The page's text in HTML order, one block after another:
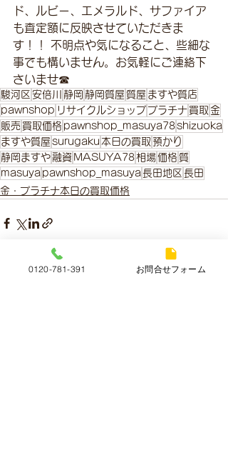
ド、ルビー、エメラルド、サファイア
も査定額に反映させていただきま
す！！ 不明点や気になること、些細な
事でも構いません。お気軽にご連絡下
さいませ☎
駿河区 安倍川 静岡 静岡質屋 質屋 ますや質店
pawnshop リサイクルショップ プラチナ 買取 金
販売 買取価格 pawnshop_masuya78shizuoka
ますや質屋 surugaku 本日の買取 預かり
静岡ますや 融資 MASUYA78相場 価格質
masuya pawnshop_masuya 長田地区 長田
金・プラチナ本日の買取価格
最新記事 すべて表示
0120-781-391 お問合せフォーム